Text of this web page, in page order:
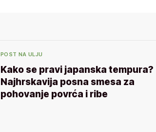
POST NA ULJU
Kako se pravi japanska tempura?
Najhrskavija posna smesa za
pohovanje povrća i ribe